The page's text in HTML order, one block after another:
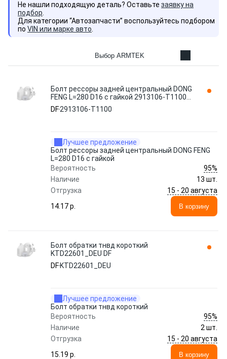
Не нашли подходящую деталь? Оставьте заявку на
подбор
Для категории “Автозапчасти” воспользуйтесь подбором
по VIN или марке авто
Выбор ARMTEK
Болт рессоры задней центральный DONG
FENG L=280 D16 с гайкой 2913106-T1100
DF
DF2913106-T1100
Лучшее предложение
Болт рессоры задней центральный DONG FENG
L=280 D16 с гайкой
Вероятность
95%
Наличие
13 шт.
Отгрузка
15 - 20 августа
14.17 p.
В корзину
Болт обратки тнвд короткий
KTD22601_DEU DF
DF KTD22601_DEU
Лучшее предложение
Болт обратки тнвд короткий
Вероятность
95%
Наличие
2 шт.
Отгрузка
15 - 20 августа
15.19 p.
В корзину